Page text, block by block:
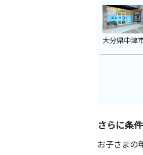
大分県中津
さらに条
お子さまの